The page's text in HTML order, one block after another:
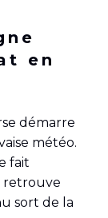
en
démarre
météo.
fait
retrouve
sort de la